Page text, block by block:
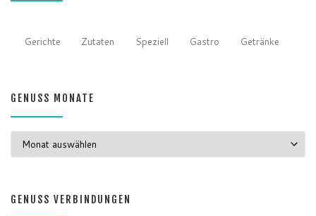
Gerichte Zutaten Speziell Gastro Getränke
GENUSS MONATE
GENUSS VERBINDUNGEN